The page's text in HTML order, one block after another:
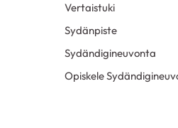
Vertaistuki
Sydänpiste
Sydändigineuvonta
Opiskele